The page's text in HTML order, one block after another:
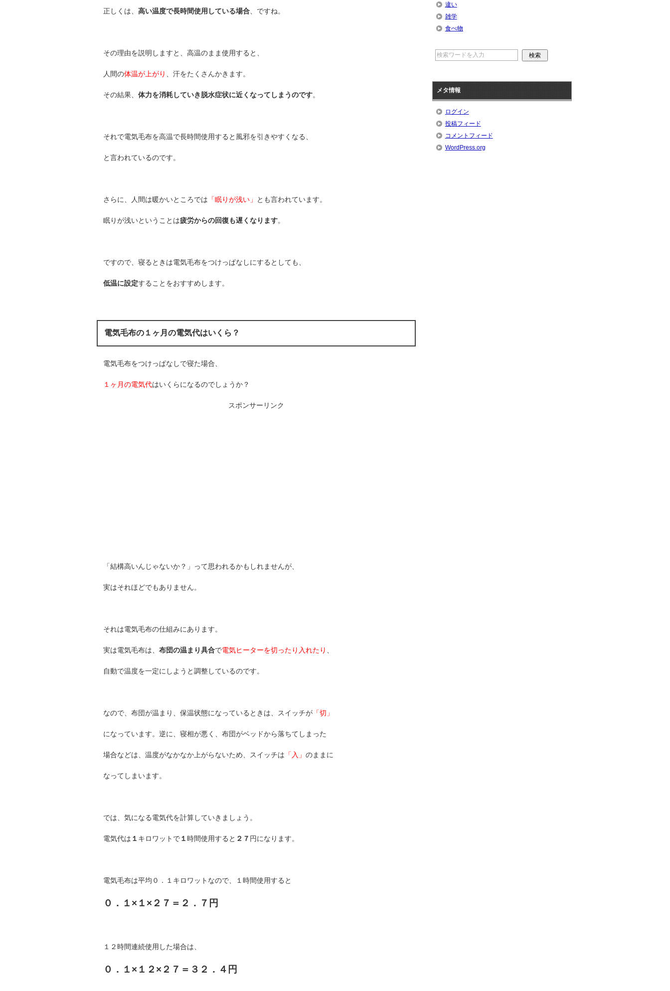
正しくは、 高い温度で長時間使用している場合 、ですね。
その理由を説明しますと、高温のまま使用すると、
人間の体温が上がり 、汗をたくさんかきます。
その結果、 体力を消耗していき脱水症状に近くなってしまうのです。
それで電気毛布を高温で長時間使用すると風邪を引きやすくなる、
と言われているのです。
さらに、人間は暖かいところでは 「眠りが浅い」 とも言われています。
眠りが浅いということは疲労からの回復も遅くなります。
ですので、寝るときは電気毛布をつけっぱなしにするとしても、
低温に設定することをおすすめします。
電気毛布の１ヶ月の電気代はいくら？
電気毛布をつけっぱなしで寝た場合、
１ヶ月の電気代はいくらになるのでしょうか？
スポンサーリンク
「結構高いんじゃないか？」って思われるかもしれませんが、
実はそれほどでもありません。
それは電気毛布の仕組みにあります。
実は電気毛布は、 布団の温まり具合で電気ヒーターを切ったり入れたり
自動で温度を一定にしようと調整しているのです。
なので、布団が温まり、保温状態になっているときは、スイッチが 「切」
になっています。逆に、寝相が悪く、布団がベッドから落ちてしまった
場合などは、温度がなかなか上がらないため、スイッチは 「入」 のままに
なってしまいます。
では、気になる電気代を計算していきましょう。
電気代は １ キロワットで１時間使用すると ２７ 円になります。
電気毛布は平均０．１キロワットなので、１時間使用すると
０．１×１×２７＝２．７円
１２時間連続使用した場合は、
０．１×１２×２７＝３２．４円
違い
雑学
食べ物
メタ情報
ログイン
投稿フィード
コメントフィード
WordPress.org